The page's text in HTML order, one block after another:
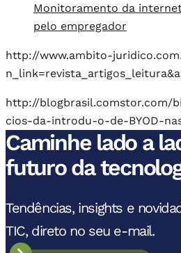
Monitoramento da
pelo empregador
http://www.ambito-
http://blogbrasil.comstor.com/
cios-da-introdu-o-de-BYOD-
Caminhe lado a
futuro da
Tendências, insights e
TIC, direto no seu e-mail.